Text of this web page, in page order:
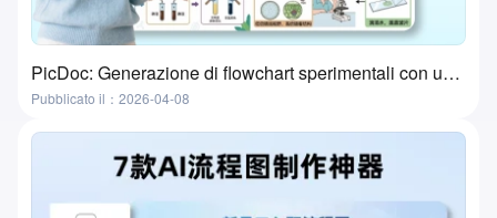
PicDoc: Generazione di flowchart sperimentali con un clic—the ultimate tool for preparing lab classes
Pubblicato il：2026-04-08